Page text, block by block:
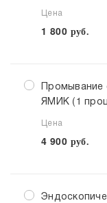
Цена
1 800 руб.
Промывание
ЯМИК (1
Цена
4 900 руб.